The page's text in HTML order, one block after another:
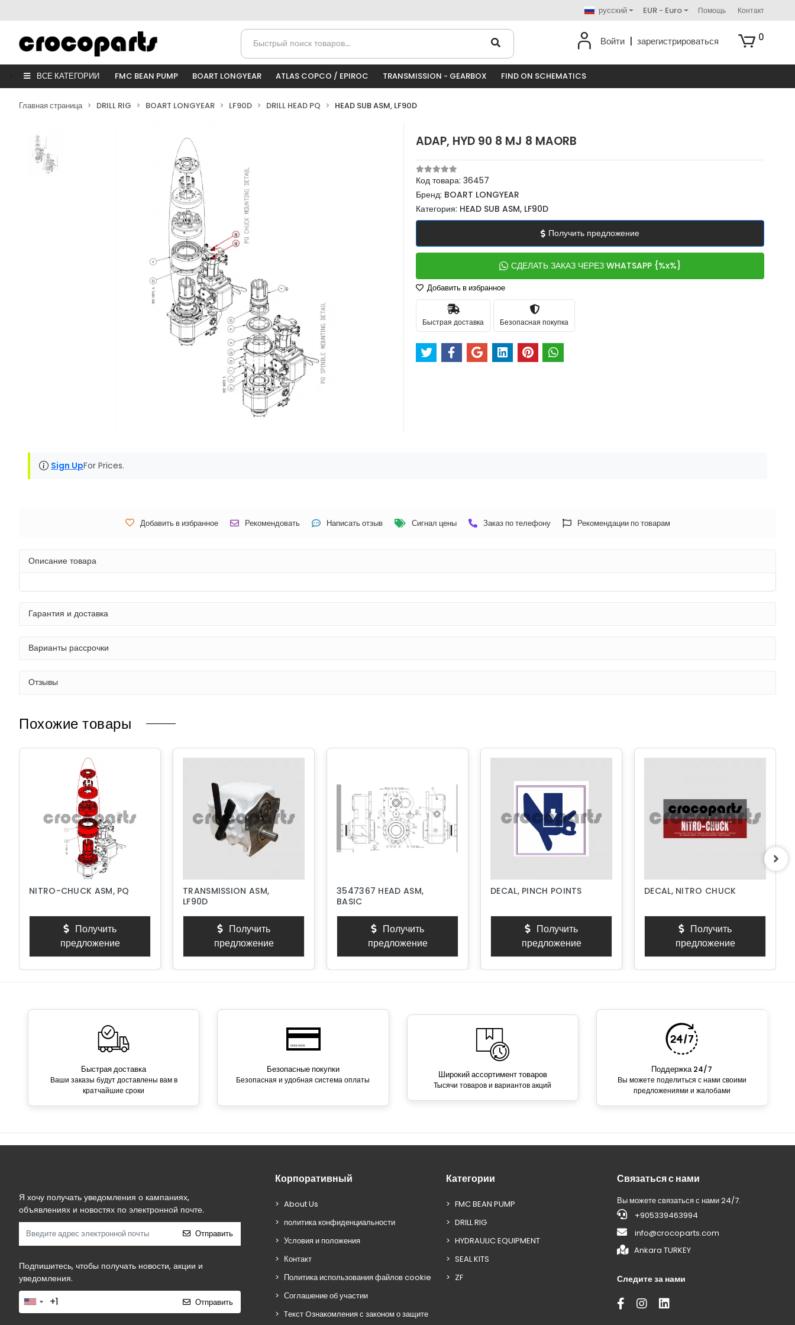
русский EUR - Euro Помощь Контакт
Войти зарегистрироваться 0
ВСЕ КАТЕГОРИИ FMC BEAN PUMP BOART LONGYEAR ATLAS COPCO / EPIROC TRANSMISSION - GEARBOX FIND ON SCHEMATICS
Главная страница DRILL RIG BOART LONGYEAR LF90D DRILL HEAD PQ HEAD SUB ASM, LF90D
ADAP, HYD 90 8 MJ 8 MAORB
Код товара: 36457
Бренд: BOART LONGYEAR
Категория: HEAD SUB ASM, LF90D
Получить предложение
СДЕЛАТЬ ЗАКАЗ ЧЕРЕЗ WHATSAPP {%x%}
Добавить в избранное
Быстрая доставка Безопасная покупка
Sign UpFor Prices.
Добавить в избранное Рекомендовать Написать отзыв Сигнал цены Заказ по телефону Рекомендации по товарам
Описание товара
Гарантия и доставка
Варианты рассрочки
Отзывы
Похожие товары
NITRO-CHUCK ASM, PQ
Получить
предложение
TRANSMISSION ASM,
LF90D
Получить
предложение
3547367 HEAD ASM,
BASIC
Получить
предложение
DECAL, PINCH POINTS
Получить
предложение
DECAL, NITRO CHUCK
Получить
предложение
Быстрая доставка
Ваши заказы будут доставлены вам в
кратчайшие сроки
Безопасные покупки
Безопасная и удобная система оплаты Широкий ассортимент товаров
Тысячи товаров и вариантов акций
Поддержка 24/7
Вы можете поделиться с нами своими
предложениями и жалобами
Я хочу получать уведомления о кампаниях,
объявлениях и новостях по электронной почте.
Отправить
Подпишитесь, чтобы получать новости, акции и
уведомления.
Отправить
Корпоративный
About Us
политика конфиденциальности
Условия и положения
Контакт
Политика использования файлов cookie
Соглашение об участии
Tекст Oзнакомления с законом о защите
Категории
FMC BEAN PUMP
DRILL RIG
HYDRAULIC EQUIPMENT
SEAL KITS
ZF
Связаться с нами
Вы можете связаться с нами 24/7.
+905339463994
info@crocoparts.com
Ankara TURKEY
Следите за нами